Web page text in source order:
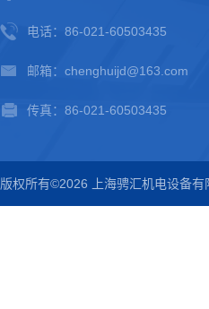
电话：86-021-60503435
邮箱：chenghuijd@163.com
传真：86-021-60503435
版权所有©2026 上海骋汇机电设备